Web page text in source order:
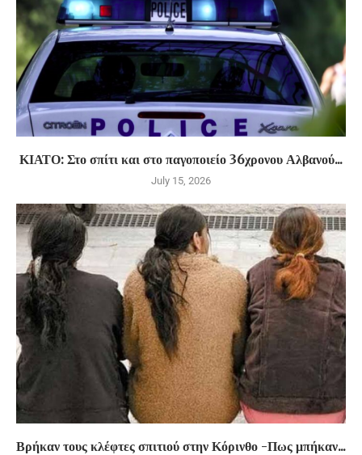
ΚΙΑΤΟ: Στο σπίτι και στο παγοποιείο 36χρονου Αλβανού...
July 15, 2026
Βρήκαν τους κλέφτες σπιτιού στην Κόρινθο -Πως μπήκαν...